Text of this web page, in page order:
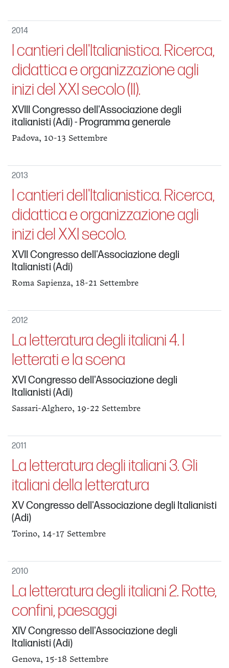
2014
I cantieri dell'Italianistica. Ricerca,
didattica e organizzazione agli
inizi del XXI secolo (II).
XVIII Congresso dell'Associazione degli
italianisti (Adi) - Programma generale
Padova, 10-13 Settembre
2013
I cantieri dell'Italianistica. Ricerca,
didattica e organizzazione agli
inizi del XXI secolo.
XVII Congresso dell'Associazione degli
Italianisti (Adi)
Roma Sapienza, 18-21 Settembre
2012
La letteratura degli italiani 4. I
letterati e la scena
XVI Congresso dell'Associazione degli
Italianisti (Adi)
Sassari-Alghero, 19-22 Settembre
2011
La letteratura degli italiani 3. Gli
italiani della letteratura
XV Congresso dell'Associazione degli Italianisti
(Adi)
Torino, 14-17 Settembre
2010
La letteratura degli italiani 2. Rotte,
confini, paesaggi
XIV Congresso dell'Associazione degli
Italianisti (Adi)
Genova, 15-18 Settembre